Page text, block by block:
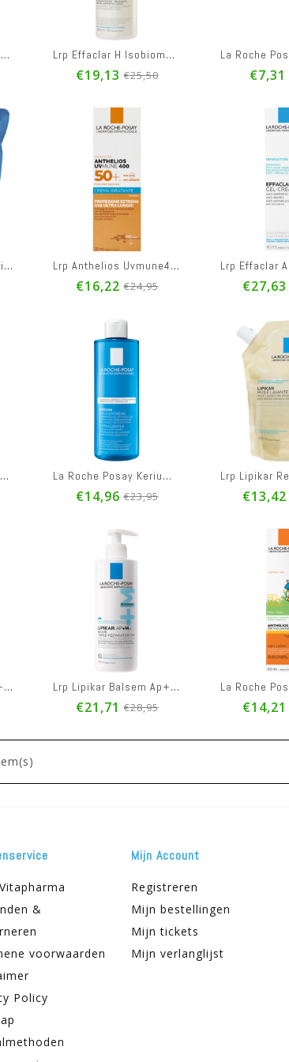
Lrp Anthelios Wetskin Ecopack 50+ 200ml Lrp Effaclar H Isobiome Wascreme 390ml
€19,13 €25,50 €7,31
Lrp Lipikar Wasgel Refill 400ml Lrp Anthelios Uvmune400 Hydra Cr Mp Tt Spf50+ 50ml
€16,22 €24,95 €27,63
Lrp Anthelios Melk Spf50+ Eco Conscious 250ml La Roche Posay Kerium Extreem Zacht Shampoo New 400ml
€14,96 €23,95 €13,42
Lrp Lipikar Balsem Ap+ Max Tube 200ml Lrp Lipikar Balsem Ap+ Max Tube 400ml
€21,71 €28,95 €14,21
&
voorwaarden
Policy
Mijn Account
Registreren
Mijn bestellingen
Mijn tickets
Mijn verlanglijst